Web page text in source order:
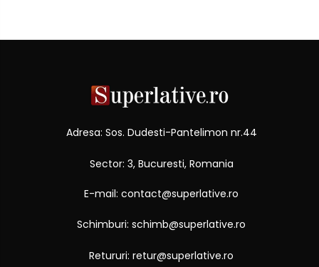
Adresa: Sos. Dudesti-Pantelimon nr.44
Sector: 3, Bucuresti, Romania
E-mail: contact@superlative.ro
Schimburi: schimb@superlative.ro
Retururi: retur@superlative.ro